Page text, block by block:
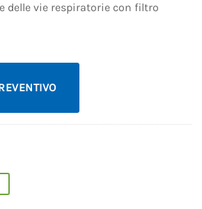
delle vie respiratorie con filtro